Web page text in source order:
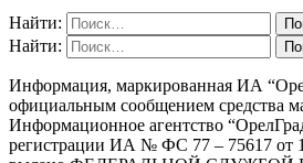
Найти:
Найти:
Информация, маркированная ИА
официальным сообщением средства
Информационное агентство
регистрации ИА № ФС 77 – 75617 от